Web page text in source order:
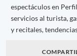
espectáculos en
servicios al turista,
y recitales,